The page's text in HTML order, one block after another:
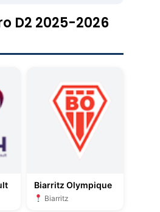
D2 2025-2026
Biarritz Olympique
Biarritz